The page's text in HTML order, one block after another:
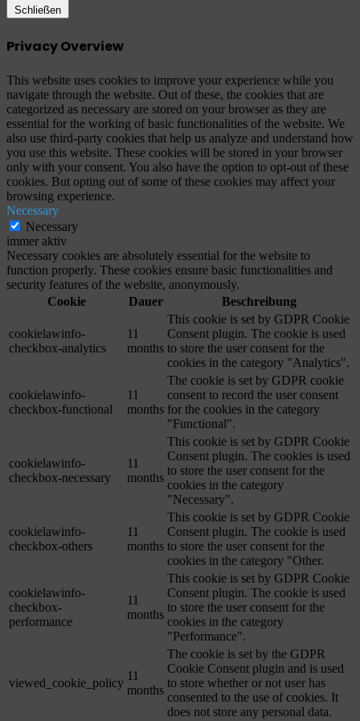
Schließen
Privacy Overview
This website uses cookies to improve your experience while you
navigate through the website. Out of these, the cookies that are
categorized as necessary are stored on your browser as they are
essential for the working of basic functionalities of the website. We
also use third-party cookies that help us analyze and understand how
you use this website. These cookies will be stored in your browser
only with your consent. You also have the option to opt-out of these
cookies. But opting out of some of these cookies may affect your
browsing experience.
Necessary
Necessary
immer aktiv
Necessary cookies are absolutely essential for the website to
function properly. These cookies ensure basic functionalities and
security features of the website, anonymously.
Cookie
Dauer Beschreibung
cookielawinfo-
checkbox-analytics
11
months
This cookie is set by GDPR Cookie
Consent plugin. The cookie is used
to store the user consent for the
cookies in the category "Analytics".
cookielawinfo-
checkbox-functional
11
months
The cookie is set by GDPR cookie
consent to record the user consent
for the cookies in the category
"Functional".
cookielawinfo-
checkbox-necessary
11
months
This cookie is set by GDPR Cookie
Consent plugin. The cookies is used
to store the user consent for the
cookies in the category
"Necessary".
cookielawinfo-
checkbox-others
11
months
This cookie is set by GDPR Cookie
Consent plugin. The cookie is used
to store the user consent for the
cookies in the category "Other.
cookielawinfo-
checkbox-
performance
11
months
This cookie is set by GDPR Cookie
Consent plugin. The cookie is used
to store the user consent for the
cookies in the category
"Performance".
viewed_cookie_policy
11
months
The cookie is set by the GDPR
Cookie Consent plugin and is used
to store whether or not user has
consented to the use of cookies. It
does not store any personal data.